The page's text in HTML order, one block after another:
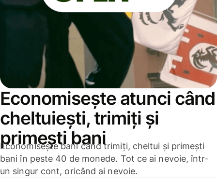
Economisește atunci când
cheltuiești, trimiți și
primești bani
Economisește bani când trimiți, cheltui și primești
bani în peste 40 de monede. Tot ce ai nevoie, într-
un singur cont, oricând ai nevoie.